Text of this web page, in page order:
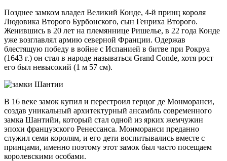
Позднее замком владел Великий Конде, 4-й принц короля
Людовика Второго Бурбонского, сын Генриха Второго.
Женившись в 20 лет на племяннице Ришелье, в 22 года Конде
уже возглавлял армию северной Франции. Одержав
блестящую победу в войне с Испанией в битве при Рокруа
(1643 г.) он стал в народе называться Grand Conde, хотя рост
его был невысокий (1 м 57 см).
В 16 веке замок купил и перестроил герцог де Монморанси,
создав уникальный архитектурный ансамбль современного
замка Шантийи, который стал одной из ярких жемчужин
эпохи французского Ренессанса. Монморанси преданно
служил семи королям, и его дети воспитывались вместе с
принцами, именно поэтому этот замок был часто посещаем
королевскими особами.